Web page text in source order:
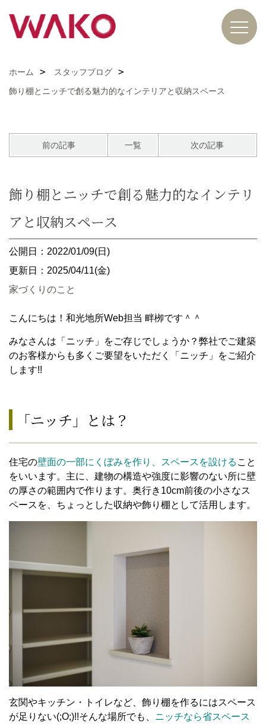
ホーム
スタッフブログ
飾り棚とニッチで創る魅力的なインテリアと収納スペース
前の記事 一覧 次の記事
飾り棚とニッチで創る魅力的なインテリ
アと収納スペース
公開日：2022/01/09(日)
更新日：2025/04/11(金)
家づくりのこと
こんにちは！和光地所Web担当 畔栁です＾＾
みなさんは「ニッチ」をご存じでしょうか？弊社でご建築
のお客様からも多くご要望をいただく「ニッチ」をご紹介
します!!
「ニッチ」とは？
住宅の壁面の一部にくぼみを作り、スペースを設ける こと
をいいます。主に、建物の構造や強度に影響のない所に壁
の厚さの範囲内で作ります。奥行き10cm前後の小さなス
ペースを、ちょっとした収納や飾り棚として活用します。
玄関やキッチン・トイレなど、飾り棚を作るにはスペース
が足りない(;O;)!!そんな場所でも、 ニッチなら省スペース